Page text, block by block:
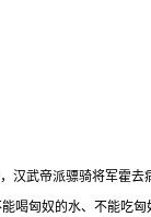
汉武帝派骠骑将军霍
喝匈奴的水、不能吃